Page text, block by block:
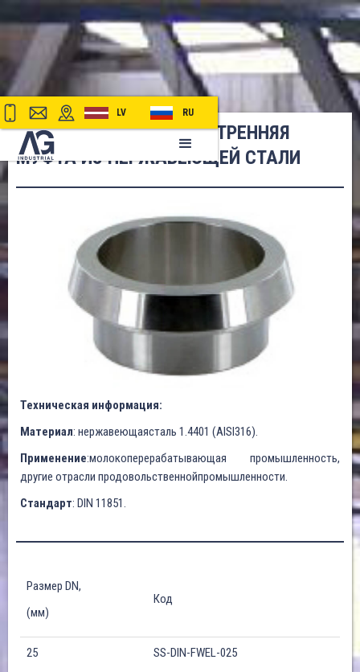
LV RU
DIN 11851 СВАРНАЯ ВНУТРЕННЯЯ
МУФТА ИЗ НЕРЖАВЕЮЩЕЙ СТАЛИ
Техническая информация:
Материал: нержавеющаясталь 1.4401 (AISI316).
Применение:молокоперерабатывающая промышленность,
другие отрасли продовольственнойпромышленности.
Стандарт: DIN 11851.
Размер DN,
(мм)
Код
25 SS-DIN-FWEL-025